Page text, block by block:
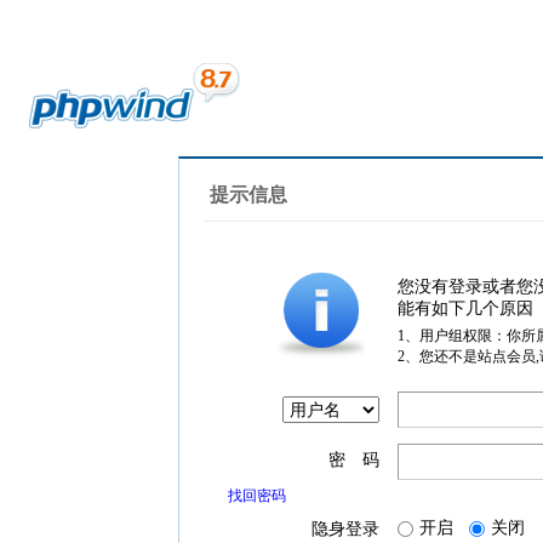
提示信息
您没有登录或者您
能有如下几个原因
1、用户组权限：你所
2、您还不是站点会员
密 码
找回密码
隐身登录 开启 关闭